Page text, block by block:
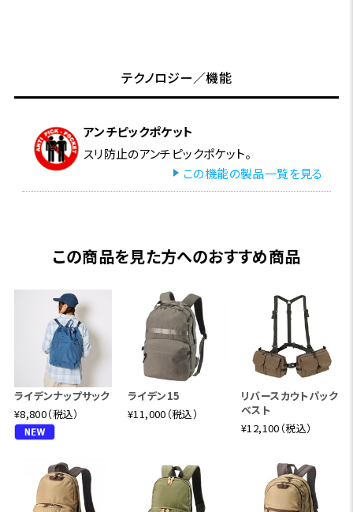
テクノロジー／機能
アンチピックポケット
スリ防止のアンチピックポケット。
この機能の製品一覧を見る
この商品を見た方へのおすすめ商品
ライデンナップサック
¥8,800（税込）
ライデン15
¥11,000（税込）
リバースカウトパック
ベスト
¥12,100（税込）